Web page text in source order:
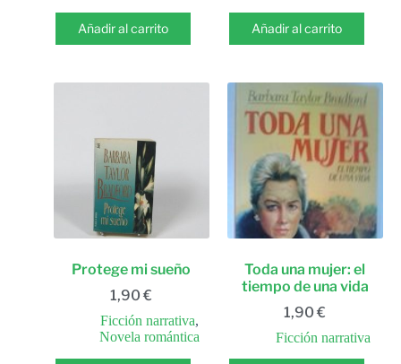
Añadir al carrito Añadir al carrito
Protege mi sueño
1,90€
Ficción narrativa,
Novela romántica
Toda una mujer: el
tiempo de una vida
1,90€
Ficción narrativa